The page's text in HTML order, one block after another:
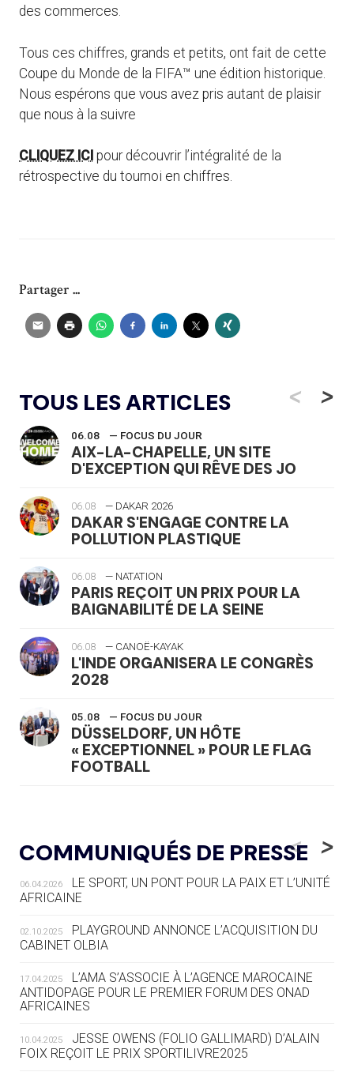
des commerces.
Tous ces chiffres, grands et petits, ont fait de cette
Coupe du Monde de la FIFA™ une édition historique.
Nous espérons que vous avez pris autant de plaisir
que nous à la suivre
CLIQUEZ ICI pour découvrir l’intégralité de la
rétrospective du tournoi en chiffres.
Partager ...
TOUS LES ARTICLES <
06.08 — FOCUS DU JOUR
AIX-LA-CHAPELLE, UN SITE
D'EXCEPTION QUI RÊVE DES JO
06.08 — DAKAR 2026
DAKAR S'ENGAGE CONTRE LA
POLLUTION PLASTIQUE
06.08 — NATATION
PARIS REÇOIT UN PRIX POUR LA
BAIGNABILITÉ DE LA SEINE
06.08 — CANOË-KAYAK
L'INDE ORGANISERA LE CONGRÈS
2028
05.08 — FOCUS DU JOUR
DÜSSELDORF, UN HÔTE
« EXCEPTIONNEL » POUR LE FLAG
FOOTBALL
LE RÊVE DE VOIR LA LUGE ALPINE
AUX JO « N'EST PAS FINI »
05.08 — TIR À L'ARC
DES MONDIAUX À BRISBANE SUR LA
ROUTE DES JO 2032
LE VILLAGE OLYMPIQUE DES ARAVIS
SE DESSINE
LE COJOP A TROUVÉ SON VILLAGE
OLYMPIQUE LYONNAIS
>
COMMUNIQUÉS DE PRESSE
<
06.04.2026
LE SPORT, UN PONT POUR LA PAIX ET L’UNITÉ
AFRICAINE
02.10.2025
PLAYGROUND ANNONCE L’ACQUISITION DU
CABINET OLBIA
17.04.2025
L’AMA S’ASSOCIE À L’AGENCE MAROCAINE
ANTIDOPAGE POUR LE PREMIER FORUM DES ONAD
AFRICAINES
10.04.2025
JESSE OWENS (FOLIO GALLIMARD) D’ALAIN
FOIX REÇOIT LE PRIX SPORTILIVRE2025
>